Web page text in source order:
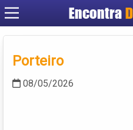
Encontra
Porteiro
08/05/2026